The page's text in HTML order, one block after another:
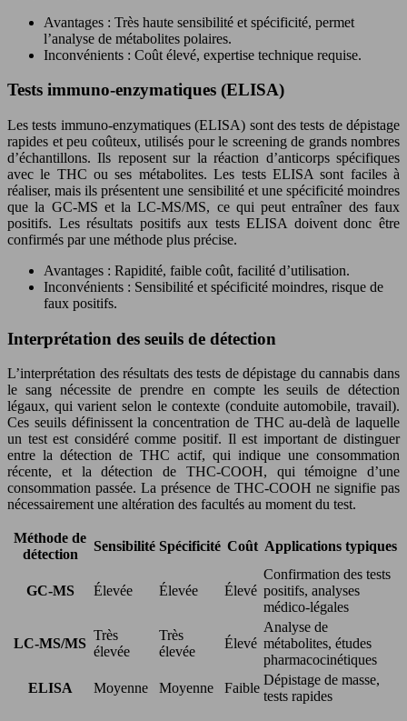
Avantages : Très haute sensibilité et spécificité, permet
l’analyse de métabolites polaires.
Inconvénients : Coût élevé, expertise technique requise.
Tests immuno-enzymatiques (ELISA)
Les tests immuno-enzymatiques (ELISA) sont des tests de dépistage
rapides et peu coûteux, utilisés pour le screening de grands nombres
d’échantillons. Ils reposent sur la réaction d’anticorps spécifiques
avec le THC ou ses métabolites. Les tests ELISA sont faciles à
réaliser, mais ils présentent une sensibilité et une spécificité moindres
que la GC-MS et la LC-MS/MS, ce qui peut entraîner des faux
positifs. Les résultats positifs aux tests ELISA doivent donc être
confirmés par une méthode plus précise.
Avantages : Rapidité, faible coût, facilité d’utilisation.
Inconvénients : Sensibilité et spécificité moindres, risque de
faux positifs.
Interprétation des seuils de détection
L’interprétation des résultats des tests de dépistage du cannabis dans
le sang nécessite de prendre en compte les seuils de détection
légaux, qui varient selon le contexte (conduite automobile, travail).
Ces seuils définissent la concentration de THC au-delà de laquelle
un test est considéré comme positif. Il est important de distinguer
entre la détection de THC actif, qui indique une consommation
récente, et la détection de THC-COOH, qui témoigne d’une
consommation passée. La présence de THC-COOH ne signifie pas
nécessairement une altération des facultés au moment du test.
Méthode de
détection
Sensibilité Spécificité Coût Applications typiques
GC-MS Élevée Élevée Élevé
Confirmation des tests
positifs, analyses
médico-légales
LC-MS/MS
Très
élevée
Très
élevée
Élevé
Analyse de
métabolites, études
pharmacocinétiques
ELISA
Moyenne Moyenne Faible
Dépistage de masse,
tests rapides